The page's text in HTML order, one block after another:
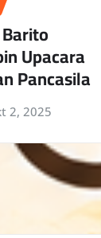
Upacara
Pancasila
2, 2025